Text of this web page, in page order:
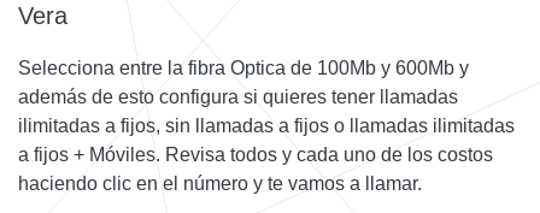
Vera
Selecciona entre la fibra Optica de 100Mb y 600Mb y
además de esto configura si quieres tener llamadas
ilimitadas a fijos, sin llamadas a fijos o llamadas ilimitadas
a fijos + Móviles. Revisa todos y cada uno de los costos
haciendo clic en el número y te vamos a llamar.